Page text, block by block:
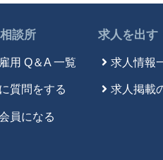
談所
用 Q＆A 一覧
質問をする
員になる
求人を出す
求人情報
求人掲載